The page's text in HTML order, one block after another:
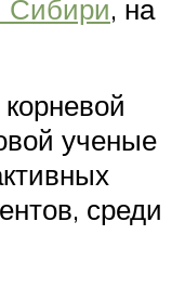
Сибири, на
ученые
среди